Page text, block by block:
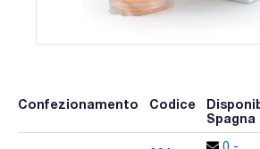
Confezionamento Codice
Spagna